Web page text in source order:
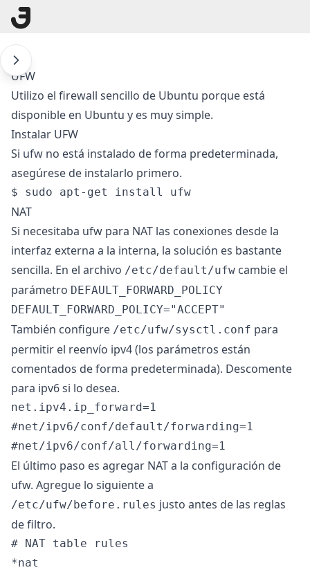
UFW
Utilizo el firewall sencillo de Ubuntu porque está
disponible en Ubuntu y es muy simple.
Instalar UFW
Si ufw no está instalado de forma predeterminada,
asegúrese de instalarlo primero.
NAT
Si necesitaba ufw para NAT las conexiones desde la
interfaz externa a la interna, la solución es bastante
sencilla. En el archivo /etc/default/ufw cambie el
parámetro DEFAULT_FORWARD_POLICY
También configure /etc/ufw/sysctl.conf para
permitir el reenvío ipv4 (los parámetros están
comentados de forma predeterminada). Descomente
para ipv6 si lo desea.
net.ipv4.ip_forward=1
#net/ipv6/conf/default/forwarding=1
El último paso es agregar NAT a la configuración de
ufw. Agregue lo siguiente a
/etc/ufw/before.rules justo antes de las reglas
de filtro.
# NAT table rules
*nat